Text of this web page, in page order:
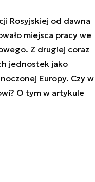
Rosyjskiej od dawna
miejsca pracy we
Z drugiej coraz
jednostek jako
Europy. Czy w
O tym w artykule